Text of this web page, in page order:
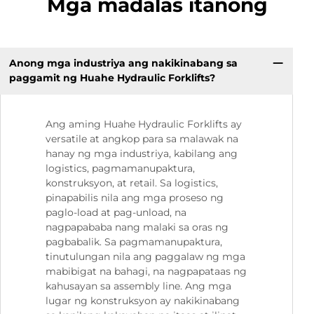
Anong mga industriya ang nakikinabang sa
paggamit ng Huahe Hydraulic Forklifts?
Ang aming Huahe Hydraulic Forklifts ay
versatile at angkop para sa malawak na
hanay ng mga industriya, kabilang ang
logistics, pagmamanupaktura,
konstruksyon, at retail. Sa logistics,
pinapabilis nila ang mga proseso ng
paglo-load at pag-unload, na
nagpapababa nang malaki sa oras ng
pagbabalik. Sa pagmamanupaktura,
tinutulungan nila ang paggalaw ng mga
mabibigat na bahagi, na nagpapataas ng
kahusayan sa assembly line. Ang mga
lugar ng konstruksyon ay nakikinabang